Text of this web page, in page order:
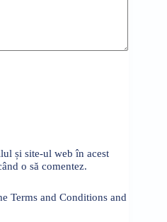
și site-ul web în acest
o să comentez.
Terms and Conditions and